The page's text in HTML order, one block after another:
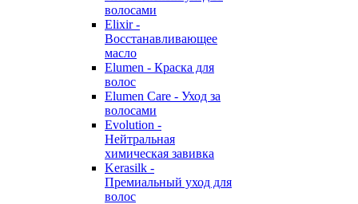
волосами
Elixir -
Восстанавливающее
масло
Elumen - Краска для
волос
Elumen Care - Уход за
волосами
Evolution -
Нейтральная
химическая завивка
Kerasilk -
Премиальный уход для
волос